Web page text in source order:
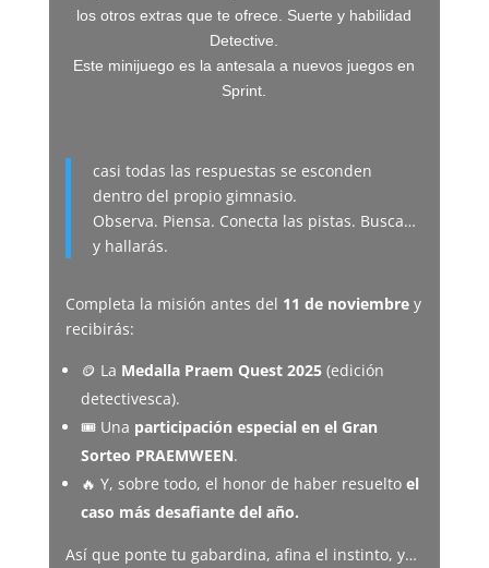
los otros extras que te ofrece. Suerte y habilidad
Detective.
Este minijuego es la antesala a nuevos juegos en
Sprint.
casi todas las respuestas se esconden
dentro del propio gimnasio.
Observa. Piensa. Conecta las pistas. Busca…
y hallarás.
Completa la misión antes del 11 de noviembrey
recibirás:
🪙 La Medalla Praem Quest 2025(edición
detectivesca).
🎟️ Una participación especial en el Gran
Sorteo PRAEMWEEN.
🔥 Y, sobre todo, el honor de haber resuelto el
caso más desafiante del año.
Así que ponte tu gabardina, afina el instinto, y…